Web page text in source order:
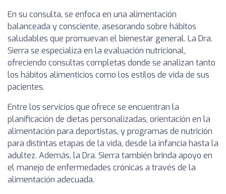
En su consulta, se enfoca en una alimentación
balanceada y consciente, asesorando sobre hábitos
saludables que promuevan el bienestar general. La Dra.
Sierra se especializa en la evaluación nutricional,
ofreciendo consultas completas donde se analizan tanto
los hábitos alimenticios como los estilos de vida de sus
pacientes.
Entre los servicios que ofrece se encuentran la
planificación de dietas personalizadas, orientación en la
alimentación para deportistas, y programas de nutrición
para distintas etapas de la vida, desde la infancia hasta la
adultez. Además, la Dra. Sierra también brinda apoyo en
el manejo de enfermedades crónicas a través de la
alimentación adecuada.